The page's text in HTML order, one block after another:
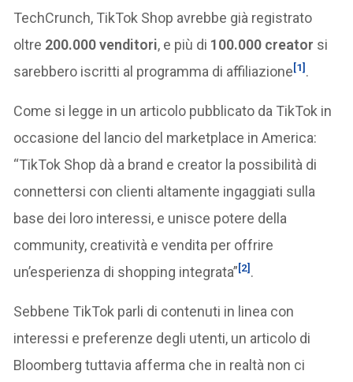
TechCrunch, TikTok Shop avrebbe già registrato
oltre 200.000 venditori, e più di 100.000 creator si
sarebbero iscritti al programma di affiliazione[1] .
Come si legge in un articolo pubblicato da TikTok in
occasione del lancio del marketplace in America:
“TikTok Shop dà a brand e creator la possibilità di
connettersi con clienti altamente ingaggiati sulla
base dei loro interessi, e unisce potere della
community, creatività e vendita per offrire
un’esperienza di shopping integrata”[2] .
Sebbene TikTok parli di contenuti in linea con
interessi e preferenze degli utenti, un articolo di
Bloomberg tuttavia afferma che in realtà non ci